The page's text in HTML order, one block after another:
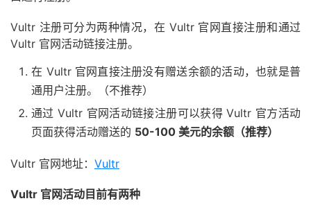
Vultr 注册可分为两种情况，在 Vultr 官网直接注册和通过
Vultr 官网活动链接注册。
在 Vultr 官网直接注册没有赠送余额的活动，也就是普
通用户注册。（不推荐）
通过 Vultr 官网活动链接注册可以获得 Vultr 官方活动
页面获得活动赠送的 50-100 美元的余额（推荐）
Vultr 官网地址： Vultr
Vultr 官网活动目前有两种